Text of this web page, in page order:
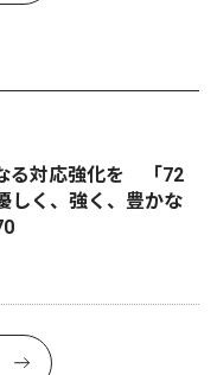
る対応強化を 「72
く、強く、豊かな